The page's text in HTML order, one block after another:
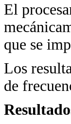
El
que se
Los
de